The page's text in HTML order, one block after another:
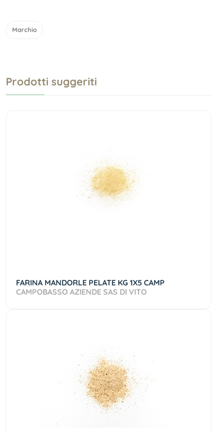
Marchio
Prodotti suggeriti
FARINA MANDORLE PELATE KG 1X5 CAMP
CAMPOBASSO AZIENDE SAS DI VITO